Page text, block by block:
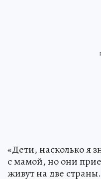
«Дети, насколько я
с мамой, но они
живут на две